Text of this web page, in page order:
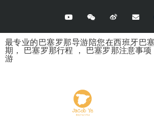
最专业的巴塞罗那导游陪您在西班牙巴
期， 巴塞罗那行程 ， 巴塞罗那注意事项
游